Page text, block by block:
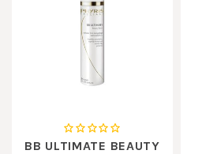
BB ULTIMATE BEAUTY